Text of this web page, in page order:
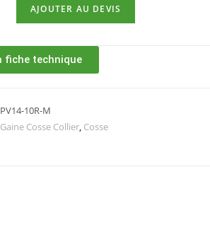
AJOUTER AU DEVIS
fiche technique
PV14-10R-M
Gaine Cosse Collier, Cosse